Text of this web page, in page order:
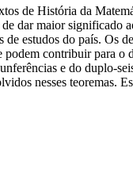
de História da
dar maior significado
estudos do país.
contribuir para
e do duplo-
nesses